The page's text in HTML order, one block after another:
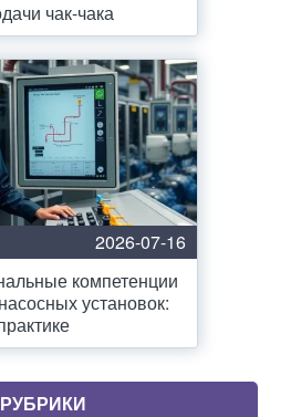
чак-чака
2026-07-16
компетенции
установок:
РУБРИКИ